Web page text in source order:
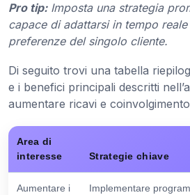
Pro tip: Imposta una strategia
capace di adattarsi in tempo
preferenze del singolo cliente.
Di seguito trovi una tabella
e i benefici principali descritti
aumentare ricavi e
Area di
interesse
Strategie chiave
Aumentare i
Implementare